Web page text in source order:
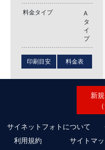
料金タイプ
A
タ
イ
プ
印刷目安 料金表
新
サイネットフォトについて
利用規約
サイトマ